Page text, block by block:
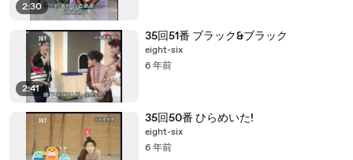
2:30
2:41
35回51番 ブラック&ブラック
eight-six
6 年前
35回50番 ひらめいた!
eight-six
6 年前